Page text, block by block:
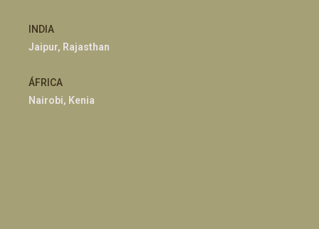
INDIA
Jaipur, Rajasthan
ÁFRICA
Nairobi, Kenia